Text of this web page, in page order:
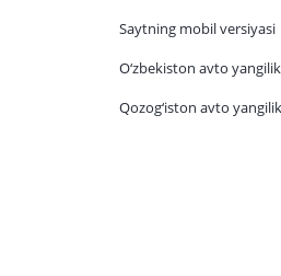
Saytning mobil versiyasi
O‘zbekiston avto
Qozog‘iston avto